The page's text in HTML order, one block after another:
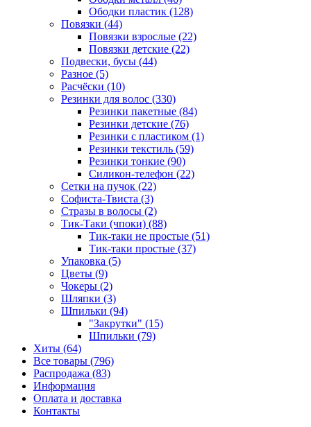
Ободки пластик (128)
Повязки (44)
Повязки взрослые (22)
Повязки детские (22)
Подвески, бусы (44)
Разное (5)
Расчёски (10)
Резинки для волос (330)
Резинки пакетные (84)
Резинки детские (76)
Резинки с пластиком (1)
Резинки текстиль (59)
Резинки тонкие (90)
Силикон-телефон (22)
Сетки на пучок (22)
Софиста-Твиста (3)
Стразы в волосы (2)
Тик-Таки (чпоки) (88)
Тик-таки не простые (51)
Тик-таки простые (37)
Упаковка (5)
Цветы (9)
Чокеры (2)
Шляпки (3)
Шпильки (94)
"Закрутки" (15)
Шпильки (79)
Хиты (64)
Все товары (796)
Распродажа (83)
Информация
Оплата и доставка
Контакты